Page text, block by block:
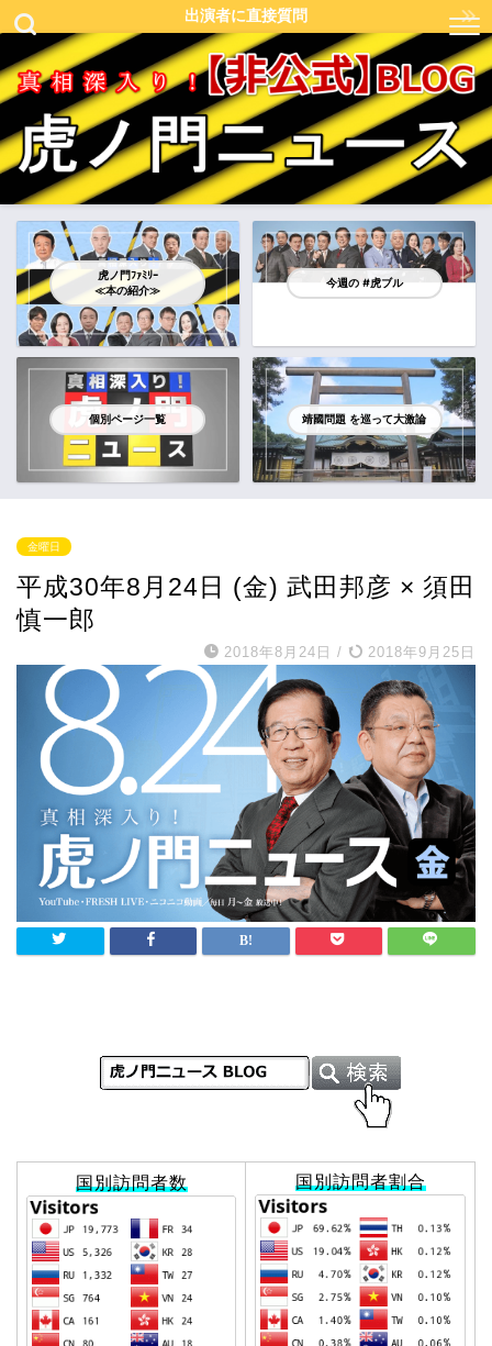
出演者に直接質問
虎ノ門ﾌｧﾐﾘｰ
≪本の紹介≫
今週の #虎ブル
個別ページ一覧 靖國問題 を巡って大激論
金曜日
平成30年8月24日 (金) 武田邦彦 × 須田
慎一郎
2018年8月24日 / 2018年9月25日
国別訪問者数 国別訪問者割合